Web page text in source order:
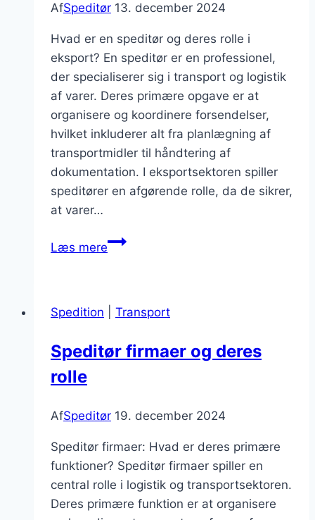
AfSpeditør 13. december 2024
Hvad er en speditør og deres rolle i
eksport? En speditør er en professionel,
der specialiserer sig i transport og logistik
af varer. Deres primære opgave er at
organisere og koordinere forsendelser,
hvilket inkluderer alt fra planlægning af
transportmidler til håndtering af
dokumentation. I eksportsektoren spiller
speditører en afgørende rolle, da de sikrer,
at varer…
Læs mereSpeditør
for
Spedition Transport
Speditør firmaer og deres
rolle
AfSpeditør 19. december 2024
Speditør firmaer: Hvad er deres primære
funktioner? Speditør firmaer spiller en
central rolle i logistik og transportsektoren.
Deres primære funktion er at organisere